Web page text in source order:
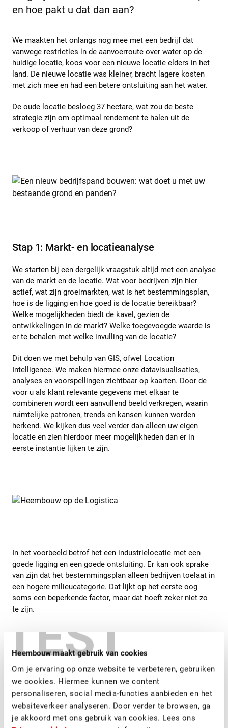
TEST
Heembouw maakt gebruik van cookies
Om je ervaring op onze website te verbeteren, gebruiken
we cookies. Hiermee kunnen we content
personaliseren, social media-functies aanbieden en het
websiteverkeer analyseren. Door verder te browsen, ga
je akkoord met ons gebruik van cookies. Lees ons
en hoe pakt u dat dan aan?
We maakten het onlangs nog mee met een bedrijf dat
vanwege restricties in de aanvoerroute over water op de
huidige locatie, koos voor een nieuwe locatie elders in het
land. De nieuwe locatie was kleiner, bracht lagere kosten
met zich mee en had een betere ontsluiting aan het water.
De oude locatie besloeg 37 hectare, wat zou de beste
strategie zijn om optimaal rendement te halen uit de
verkoop of verhuur van deze grond?
Stap 1: Markt- en locatieanalyse
We starten bij een dergelijk vraagstuk altijd met een analyse
van de markt en de locatie. Wat voor bedrijven zijn hier
actief, wat zijn groeimarkten, wat is het bestemmingsplan,
hoe is de ligging en hoe goed is de locatie bereikbaar?
Welke mogelijkheden biedt de kavel, gezien de
ontwikkelingen in de markt? Welke toegevoegde waarde is
er te behalen met welke invulling van de locatie?
Dit doen we met behulp van GIS, ofwel Location
Intelligence. We maken hiermee onze datavisualisaties,
analyses en voorspellingen zichtbaar op kaarten. Door de
voor u als klant relevante gegevens met elkaar te
combineren wordt een aanvullend beeld verkregen, waarin
ruimtelijke patronen, trends en kansen kunnen worden
herkend. We kijken dus veel verder dan alleen uw eigen
locatie en zien hierdoor meer mogelijkheden dan er in
eerste instantie lijken te zijn.
In het voorbeeld betrof het een industrielocatie met een
goede ligging en een goede ontsluiting. Er kan ook sprake
van zijn dat het bestemmingsplan alleen bedrijven toelaat in
een hogere milieucategorie. Dat lijkt op het eerste oog
soms een beperkende factor, maar dat hoeft zeker niet zo
te zijn.
Stap 2: Een schets maken
Als we weten waar, gezien de marktontwikkelingen, vraag
naar is op deze locatie, maken we een schets. Welke
mogelijkheden zijn er? Is er veel grond rondom het gebouw,
dan is het mogelijk uitbreiding te realiseren. Is het gebouw
verouderd, dan laten we zien wat een upgrade kan doen. Is
het een enorm gebouw en is daar op deze locatie geen